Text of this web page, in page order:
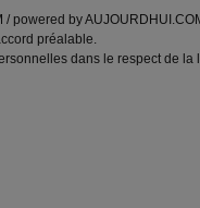
powered by
préalable.
dans le respect de